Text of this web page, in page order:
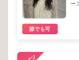
ー
誰でも可